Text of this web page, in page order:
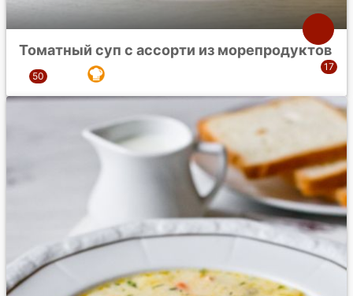
Томатный суп с ассорти из морепродуктов